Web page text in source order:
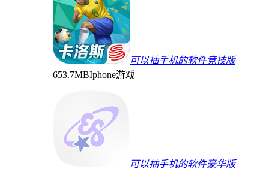
可以抽手机的软件竞技版
653.7MBIphone游戏
可以抽手机的软件豪华版